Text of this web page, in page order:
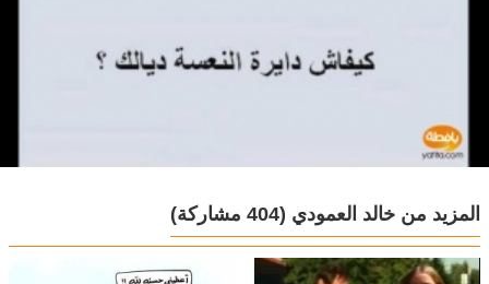
المزيد من خالد العمودي (404 مشاركة)